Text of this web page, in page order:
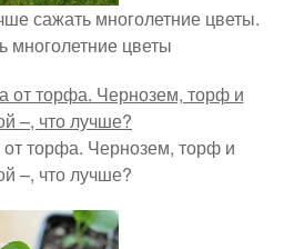
сажать многолетние цветы.
многолетние цветы
торфа. Чернозем, торф и
–, что лучше?